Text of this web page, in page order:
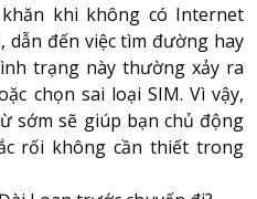
khi không có Internet
dẫn đến việc tìm đường hay
trạng này thường xảy ra
chọn sai loại SIM. Vì vậy,
sớm sẽ giúp bạn chủ động
rối không cần thiết trong